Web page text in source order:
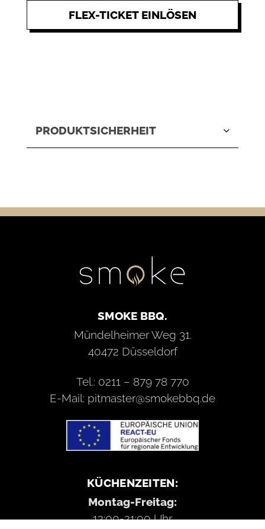
PRODUKTSICHERHEIT
SMOKE BBQ.
Mündelheimer Weg 31.
40472 Düsseldorf
Tel.: 0211 – 879 78 770
E-Mail: pitmaster@smokebbq.de
KÜCHENZEITEN:
Montag-Freitag:
12:00-21:00 Uhr